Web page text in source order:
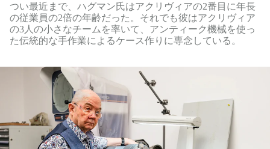
つい最近まで、ハグマン氏はアクリヴィアの2番目に年長
の従業員の2倍の年齢だった。それでも彼はアクリヴィア
の3人の小さなチームを率いて、アンティーク機械を使っ
た伝統的な手作業によるケース作りに専念している。